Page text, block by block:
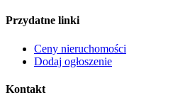
Przydatne linki
Ceny nieruchomości
Dodaj ogłoszenie
Kontakt